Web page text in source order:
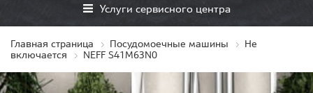
Услуги сервисного центра
Главная страница Посудомоечные машины
Не
включается
NEFF S41M63N0